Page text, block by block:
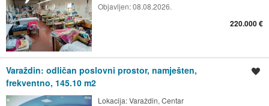
Objavljen:08.08.2026.
220.000 €
Varaždin: odličan poslovni prostor, namješten,
frekventno, 145.10 m2
Lokacija:Varaždin, Centar